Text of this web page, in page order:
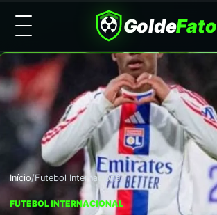
GoldeFato
Início/Futebol Internacional
FUTEBOL INTERNACIONAL